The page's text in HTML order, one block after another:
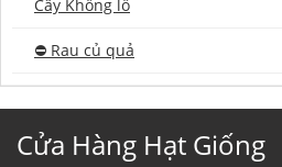
Cây Khổng lồ
⛔️ Rau củ quả
Cửa Hàng Hạt Giống